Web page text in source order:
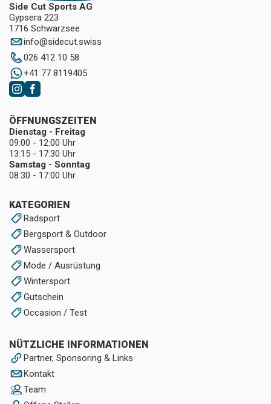
Side Cut Sports AG
Gypsera 223
1716 Schwarzsee
info@sidecut.swiss
026 412 10 58
+41 77 8119405
KATEGORIEN
Radsport
Bergsport & Outdoor
Wassersport
Mode / Ausrüstung
Wintersport
Gutschein
Occasion / Test
NÜTZLICHE INFORMATIONEN
Partner, Sponsoring & Links
Kontakt
Team
ÖFFNUNGSZEITEN
Dienstag - Freitag
09:00 - 12:00 Uhr
13:15 - 17:30 Uhr
Samstag - Sonntag
08:30 - 17:00 Uhr